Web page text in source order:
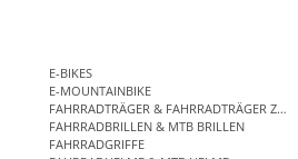
E-BIKES
E-MOUNTAINBIKE
FAHRRADTRÄGER & FAHRRADTRÄGER
FAHRRADBRILLEN & MTB BRILLEN
FAHRRADGRIFFE